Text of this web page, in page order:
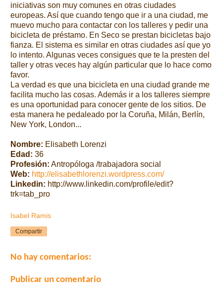
iniciativas son muy comunes en otras ciudades
europeas. Así que cuando tengo que ir a una ciudad, me
muevo mucho para contactar con los talleres y pedir una
bicicleta de préstamo. En Seco se prestan bicicletas bajo
fianza. El sistema es similar en otras ciudades así que yo
lo intento. Algunas veces consigues que te la presten del
taller y otras veces hay algún particular que lo hace como
favor.
La verdad es que una bicicleta en una ciudad grande me
facilita mucho las cosas. Además ir a los talleres siempre
es una oportunidad para conocer gente de los sitios. De
esta manera he pedaleado por la Coruña, Milán, Berlín,
New York, London...
Nombre: Elisabeth Lorenzi
Edad: 36
Profesión: Antropóloga /trabajadora social
Web: http://elisabethlorenzi.wordpress.com/
Linkedin: http://www.linkedin.com/profile/edit?
trk=tab_pro
Isabel Ramis
Compartir
No hay comentarios:
Publicar un comentario